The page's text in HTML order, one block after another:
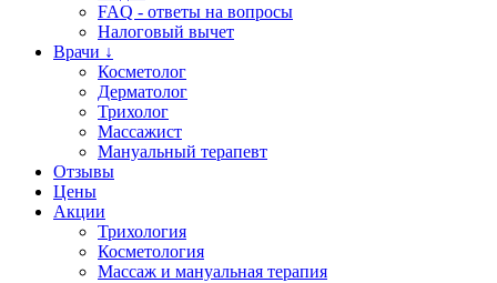
FAQ - ответы на вопросы
Налоговый вычет
Врачи ↓
Косметолог
Дерматолог
Трихолог
Массажист
Мануальный терапевт
Отзывы
Цены
Акции
Трихология
Косметология
Массаж и мануальная терапия